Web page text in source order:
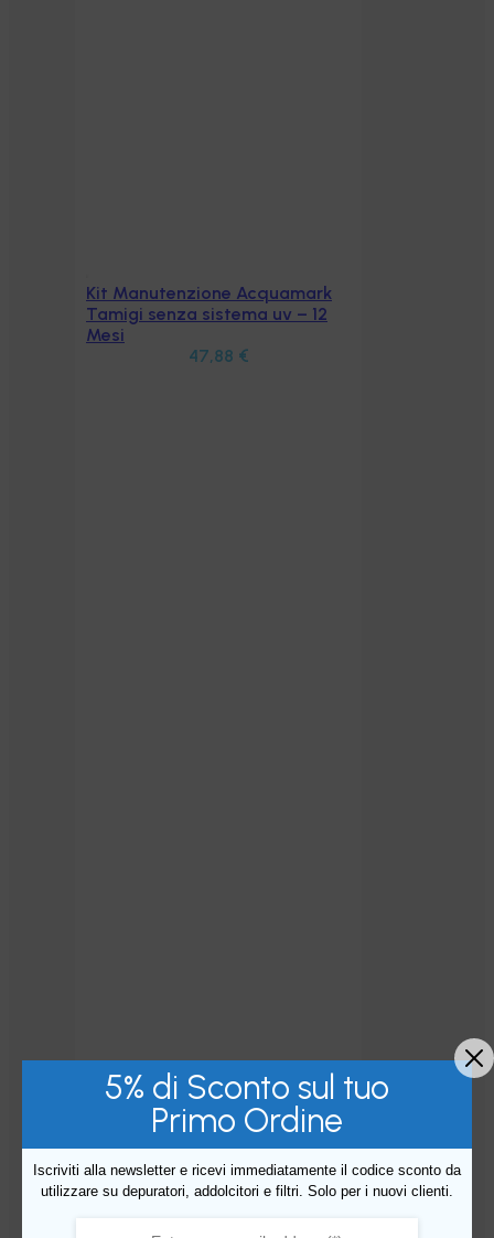
Aggiungi al carrello
Kit Manutenzione Acquamark
Tamigi senza sistema uv – 12
Mesi
47,88 €
5% di Sconto sul tuo
Primo Ordine
Iscriviti alla newsletter e ricevi immediatamente il codice sconto da
utilizzare su depuratori, addolcitori e filtri. Solo per i nuovi clienti.